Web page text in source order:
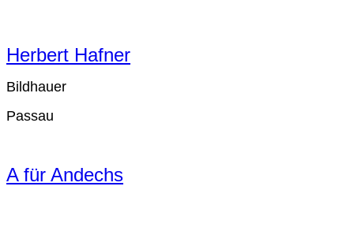
Herbert Hafner
Bildhauer
Passau
A für Andechs